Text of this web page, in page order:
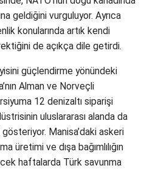
geldiğini vurguluyor. Ayrıca
konularında artık kendi
de açıkça dile getirdi.
güçlendirme yönündeki
Alman ve Norveçli
12 denizaltı siparişi
uluslararası alanda da
Manisa’daki askeri
üretimi ve dışa bağımlılığın
haftalarda Türk savunma